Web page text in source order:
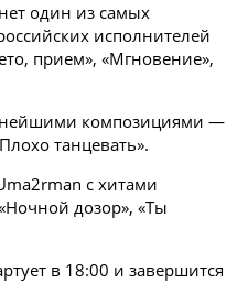
один из самых
исполнителей
прием», «Мгновение»,
композициями —
танцевать».
с хитами
дозор», «Ты
в 18:00 и завершится